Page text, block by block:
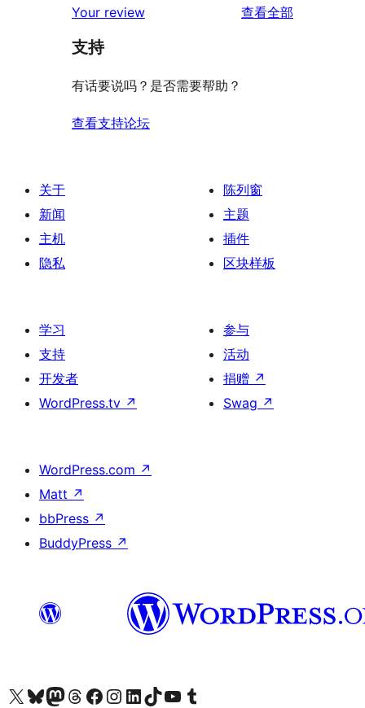
价
评
价
星
评
1
星
价
Your review 查看全部
支持
有话要说吗？是否需要帮助？
查看支持论坛
关于
新闻
主机
隐私
陈列窗
主题
插件
区块样板
学习
支持
开发者
WordPress.tv ↗
参与
活动
捐赠 ↗
Swag ↗
WordPress.com ↗
Matt ↗
bbPress ↗
BuddyPress ↗
关注我们的 X（原 Twitter）账号访问我们的 Bluesky 账号关注我们的 Mastodon 账号访问我们的 Threads 账号 访问我们的 Facebook 公共主页关注我们的 Instagram 账号 关注我们的 LinkedIn 主页访问我们的 TikTok 账号访问我们的 YouTube 频道 访问我们的 Tumblr 账号